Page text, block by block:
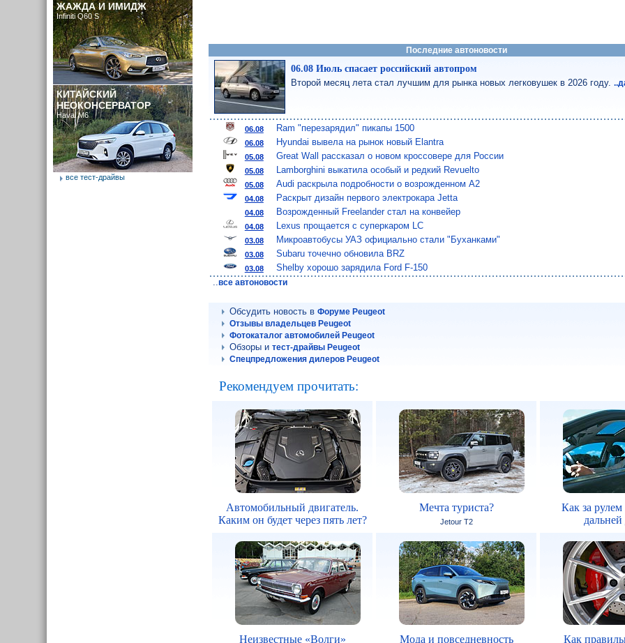
Последние автоновости
06.08 Июль спасает российский автопром
Второй месяц лета стал лучшим для рынка новых легковушек в 2026 году.
06.08 Ram "перезарядил" пикапы 1500
06.08 Hyundai вывела на рынок новый Elantra
05.08 Great Wall рассказал о новом кроссовере для России
05.08 Lamborghini выкатила особый и редкий Revuelto
05.08 Audi раскрыла подробности о возрожденном A2
04.08 Раскрыт дизайн первого электрокара Jetta
04.08 Возрожденный Freelander стал на конвейер
04.08 Lexus прощается с суперкаром LC
03.08 Микроавтобусы УАЗ официально стали "Буханками"
03.08 Subaru точечно обновила BRZ
03.08
Shelby хорошо зарядила Ford F-150
..все автоновости
Обсудить новость вФоруме Peugeot
Отзывы владельцев Peugeot
Фотокаталог автомобилей Peugeot
Обзоры итест-драйвы Peugeot
Спецпредложения дилеров Peugeot
Рекомендуем прочитать:
Автомобильный двигатель.
Каким он будет через пять лет?
Мечта туриста?
Jetour T2
Как за рулем
дальней
Неизвестные «Волги» Мода и повседневность Как
ЖАЖДА И ИМИДЖ
Infiniti Q60 S
КИТАЙСКИЙ
НЕОКОНСЕРВАТОР
Haval M6
все тест-драйвы